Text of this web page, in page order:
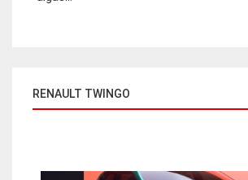
RENAULT TWINGO